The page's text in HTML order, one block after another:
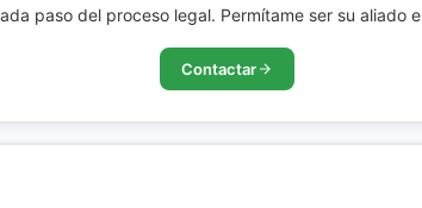
paso del proceso legal. Permítame ser su aliado
Contactar